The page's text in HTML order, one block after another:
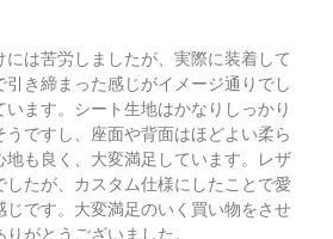
は苦労しましたが、実際に装着して
き締まった感じがイメージ通りでし
ます。シート生地はかなりしっかり
うですし、座面や背面はほどよい柔ら
も良く、大変満足しています。レザ
したが、カスタム仕様にしたことで愛
です。大変満足のいく買い物をさせ
がとうございました。